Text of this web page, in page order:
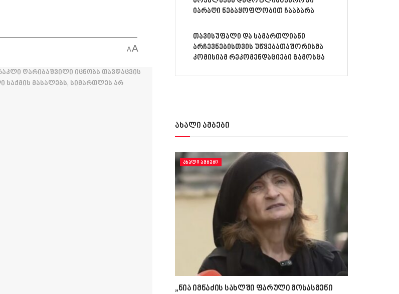
AA
იარაღი ნებაყოფლობით ჩააბარა
თავისუფალი და სამართლიანი
არჩევნებისთვის უწყებათაშორისმა
კომისიამ რეკომენდაციები გამოსცა
ახალი ამბები
ᲐᲮᲐᲚᲘ ᲐᲛᲑᲔᲑᲘ
„ნია იმნაძის სახლში ფარული მოსასმენი